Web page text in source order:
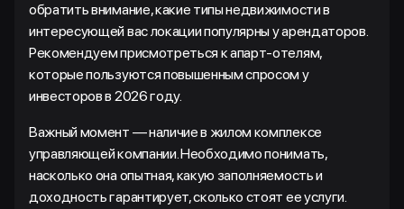
обратить внимание, какие типы недвижимости в
интересующей вас локации популярны у арендаторов.
Рекомендуем присмотреться к апарт-отелям,
которые пользуются повышенным спросом у
инвесторов в 2026 году.
Важный момент — наличие в жилом комплексе
управляющей компании. Необходимо понимать,
насколько она опытная, какую заполняемость и
доходность гарантирует, сколько стоят ее услуги.